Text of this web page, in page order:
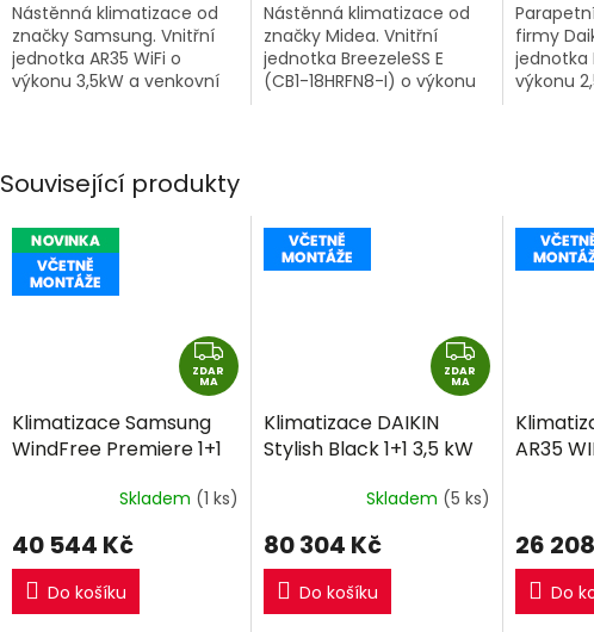
Související produkty
Z
D
A
ZDAR
MA
Klimatizace Samsung
WindFree Premiere 1+1
Skladem (1 ks)
40 544 Kč
Do košíku
Z
D
R
A
ZDAR
MA
Klimatizace DAIKIN
Stylish Black 1+1 3,5 kW
Skladem (5 ks)
80 304 Kč
Do košíku
AR35
26
Do
Nástěnná klimatizace od
značky Samsung. Vnitřní
jednotka AR35 WiFi o
výkonu 3,5kW a venkovní
Nástěnná klimatizace od
značky Midea. Vnitřní
jednotka BreezeleSS E
(CB1-18HRFN8-I) o výkonu
firmy
jednotka
výkonu